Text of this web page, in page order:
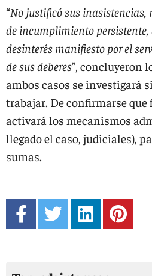
“No justificó sus
de incumplimiento persistente,
desinterés manifiesto por el
de sus deberes”, concluyeron
ambos casos se investigará
trabajar. De confirmarse que
activará los mecanismos
llegado el caso, judiciales),
sumas.